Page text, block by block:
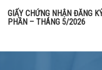
GIẤY CHỨNG NHẬN ĐĂNG
PHẦN – THÁNG 5/2026